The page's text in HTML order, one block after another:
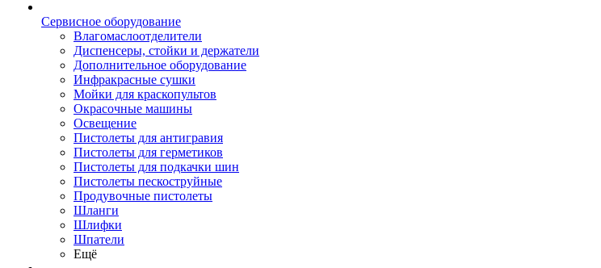
Сервисное оборудование
Влагомаслоотделители
Диспенсеры, стойки и держатели
Дополнительное оборудование
Инфракрасные сушки
Мойки для краскопультов
Окрасочные машины
Освещение
Пистолеты для антигравия
Пистолеты для герметиков
Пистолеты для подкачки шин
Пистолеты пескоструйные
Продувочные пистолеты
Шланги
Шлифки
Шпатели
Ещё